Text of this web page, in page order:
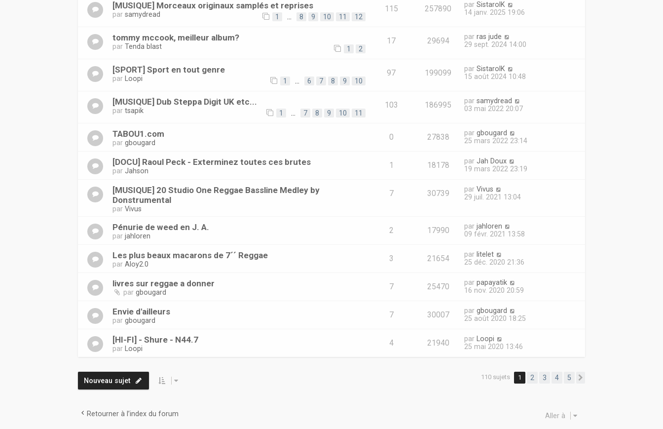
[MUSIQUE] Morceaux originaux samplés et reprises
parsamydread 1 8 9 10 11 12
115 257890 par SistarolK
14 janv. 2025 19:06
tommy mccook, meilleur album?
parTenda blast 1 2
17 29694 par ras jude
29 sept. 2024 14:00
[SPORT] Sport en tout genre
par Loopi 1 6 7 8 9 10
97 199099 par SistarolK
15 août 2024 10:48
[MUSIQUE] Dub Steppa Digit UK etc...
partsapik 1 7 8 9 10 11
103 186995 par samydread
03 mai 2022 20:07
TABOU1.com
pargbougard
0 27838 par gbougard
25 mars 2022 23:14
[DOCU] Raoul Peck - Exterminez toutes ces brutes
parJahson
1 18178 par Jah Doux
19 mars 2022 23:19
[MUSIQUE] 20 Studio One Reggae Bassline Medley by
Donstrumental
parVivus
7 30739 par Vivus
29 juil. 2021 13:04
Pénurie de weed en J. A.
parjahloren
2 17990 par jahloren
09 févr. 2021 13:58
Les plus beaux macarons de 7´´ Reggae
parAloy2.0
3 21654 par litelet
25 déc. 2020 21:36
livres sur reggae a donner
pargbougard
7 25470 par papayatik
16 nov. 2020 20:59
Envie d'ailleurs
pargbougard
7 30007 par gbougard
25 août 2020 18:25
[HI-FI] - Shure - N44.7
par Loopi
4 21940 par
Loopi
25 mai 2020 13:46
Nouveau sujet 110 sujets 1 2 3 4 5
Retourner à l’index du forum Aller à